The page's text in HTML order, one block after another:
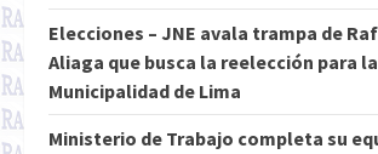
Elecciones – JNE avala trampa de
Aliaga que busca la reelección para la
Municipalidad de Lima
Ministerio de Trabajo completa su